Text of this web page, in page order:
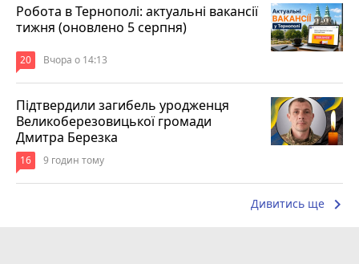
Робота в Тернополі: актуальні вакансії
тижня (оновлено 5 серпня)
20 Вчора о 14:13
Підтвердили загибель уродженця
Великоберезовицької громади
Дмитра Березка
16 9 годин тому
Дивитись ще keyboard_arrow_right